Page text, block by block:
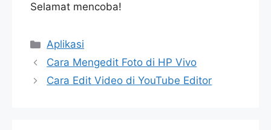
Selamat mencoba!
Categories
Aplikasi
Cara Mengedit Foto di HP Vivo
Cara Edit Video di YouTube Editor